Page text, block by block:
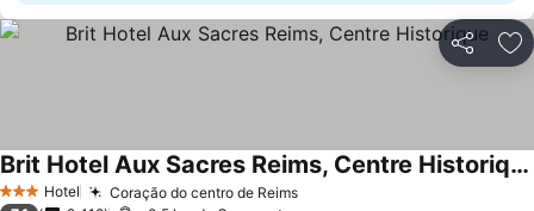
Partilhar
3 EstrelasHotel Coração do centro de Reims
Brit Hotel Aux Sacres Reims, Centre Historique